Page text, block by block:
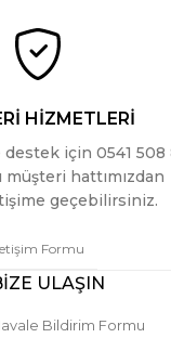
HİZMETLERİ
destek için 0541 508
müşteri hattımızdan
geçebilirsiniz.
Formu
ULAŞIN
Bildirim Formu